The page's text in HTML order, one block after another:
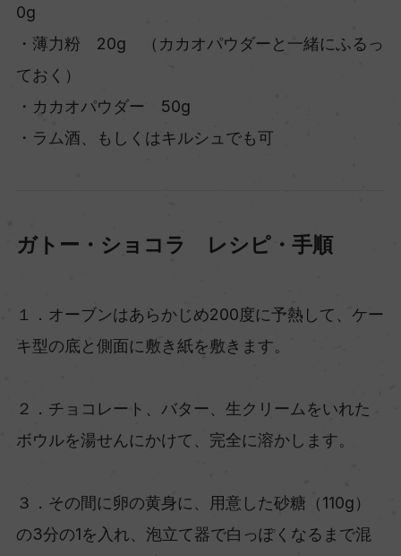
0g
・薄力粉 20g （カカオパウダーと一緒にふるっ
ておく）
・カカオパウダー 50g
・ラム酒、もしくはキルシュでも可
ガトー・ショコラ レシピ・手順
１．オーブンはあらかじめ200度に予熱して、ケー
キ型の底と側面に敷き紙を敷きます。
２．チョコレート、バター、生クリームをいれた
ボウルを湯せんにかけて、完全に溶かします。
３．その間に卵の黄身に、用意した砂糖（110g）
の3分の1を入れ、泡立て器で白っぽくなるまで混